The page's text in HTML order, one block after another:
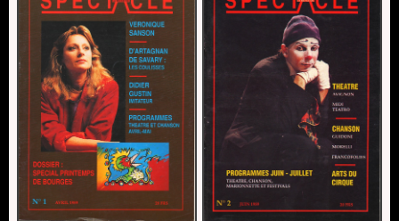
Dispositif SACD Auteurs d'espaces : les lauréats 2026